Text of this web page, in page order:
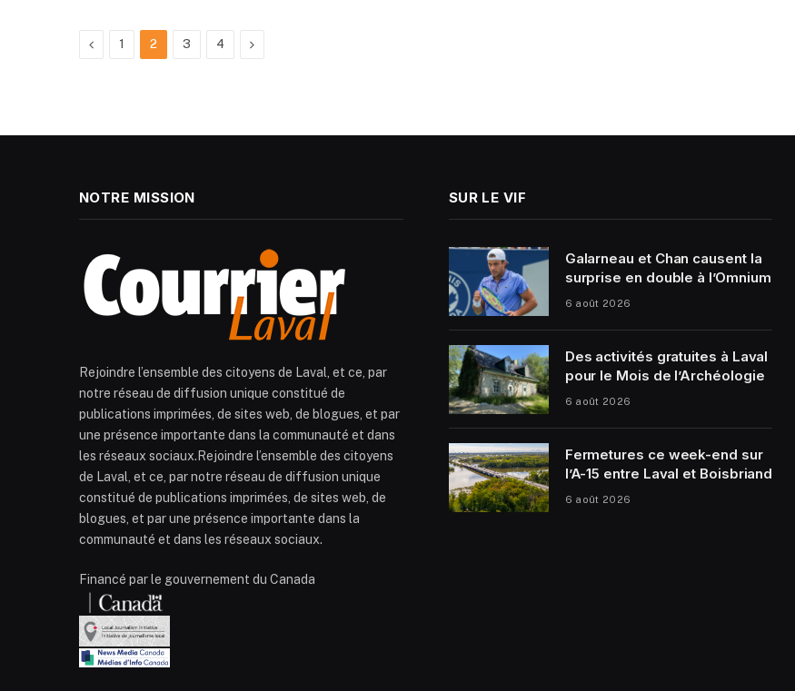
Previous
1 2 3 4 Next
NOTRE MISSION
Rejoindre l’ensemble des citoyens de Laval, et ce, par
notre réseau de diffusion unique constitué de
publications imprimées, de sites web, de blogues, et par
une présence importante dans la communauté et dans
les réseaux sociaux.Rejoindre l’ensemble des citoyens
de Laval, et ce, par notre réseau de diffusion unique
constitué de publications imprimées, de sites web, de
blogues, et par une présence importante dans la
communauté et dans les réseaux sociaux.
Financé par le gouvernement du Canada
SUR LE VIF
Galarneau et Chan causent la
surprise en double à l’Omnium
6 août 2026
Des activités gratuites à Laval
pour le Mois de l’Archéologie
6 août 2026
Fermetures ce week-end sur
l’A-15 entre Laval et Boisbriand
6 août 2026